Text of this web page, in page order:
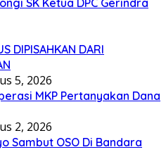
SK Ketua DPC Gerindra
DIPISAHKAN DARI
5, 2026
MKP Pertanyakan Dana
2, 2026
Sambut OSO Di Bandara